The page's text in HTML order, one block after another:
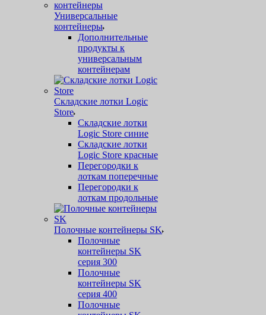
Универсальные
контейнеры
Дополнительные
продукты к
универсальным
контейнерам
Складские лотки Logic
Store
Складские лотки
Logic Store синие
Складские лотки
Logic Store красные
Перегородки к
лоткам поперечные
Перегородки к
лоткам продольные
Полочные контейнеры SK
Полочные
контейнеры SK
серия 300
Полочные
контейнеры SK
серия 400
Полочные